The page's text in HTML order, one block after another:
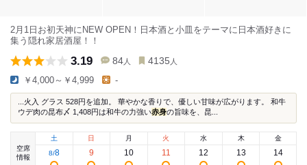
2月1日お初天神にNEW OPEN！日本酒と小皿をテーマに日本酒好きに
集う隠れ家居酒屋！！
3.19 84 人 4135 人
￥4,000～￥4,999 -
...火入 グラス 528円を追加。 華やかな香りで、優しい甘味が広がります。 和牛
ウデ肉の昆布〆 1,408円は和牛の力強い赤身の旨味を、昆...
空席
情報
土
8/8
日
9
月
10
火
11
水
12
木
13
金
14